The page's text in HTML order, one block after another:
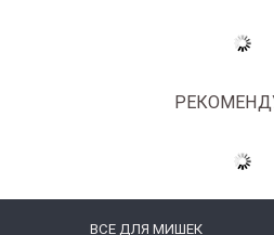
ВСЕ ДЛЯ МИШЕК